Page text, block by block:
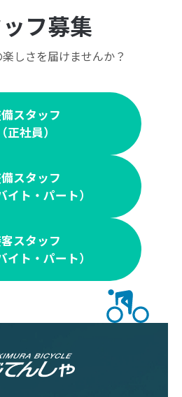
フ募集
しさを届けませんか？
スタッフ
（正社員）
スタッフ
イト・パート）
スタッフ
イト・パート）